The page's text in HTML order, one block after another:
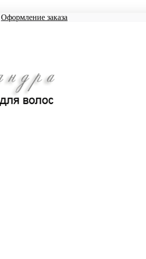
Оформление заказа